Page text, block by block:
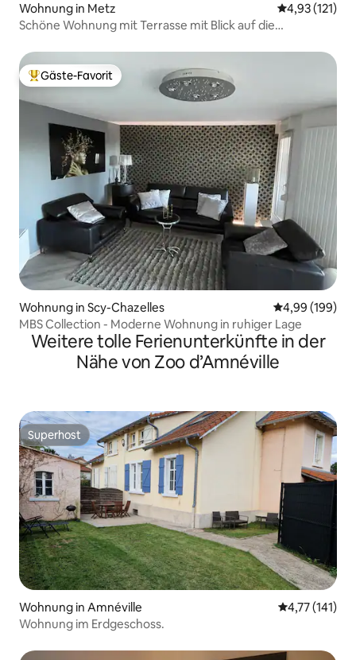
Wohnung in Metz
4,93 (121)
Schöne Wohnung mit Terrasse mit Blick auf die
Beliebter Gäste-Favorit.
Gäste-Favorit
Wohnung in Scy-Chazelles
4,99 (199)
MBS Collection - Moderne Wohnung in ruhiger Lage
Weitere tolle Ferienunterkünfte in der
Nähe von Zoo d’Amnéville
Superhost
Superhost
Wohnung in Amnéville
4,77 (141)
Wohnung im Erdgeschoss.